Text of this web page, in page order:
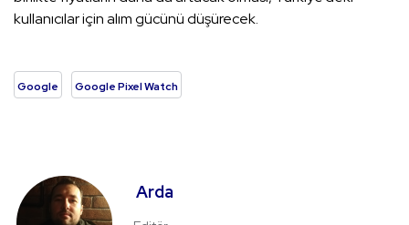
kullanıcılar için alım gücünü düşürecek.
Google Google Pixel Watch
Arda